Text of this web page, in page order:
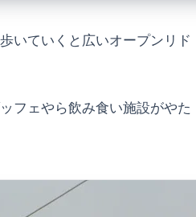
いていくと広いオープンリド
フェやら飲み食い施設がやた